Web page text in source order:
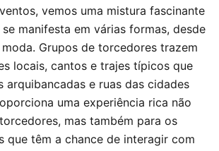
vemos uma mistura fascinante
manifesta em várias formas, desde
Grupos de torcedores trazem
locais, cantos e trajes típicos que
arquibancadas e ruas das cidades
uma experiência rica não
mas também para os
que têm a chance de interagir com